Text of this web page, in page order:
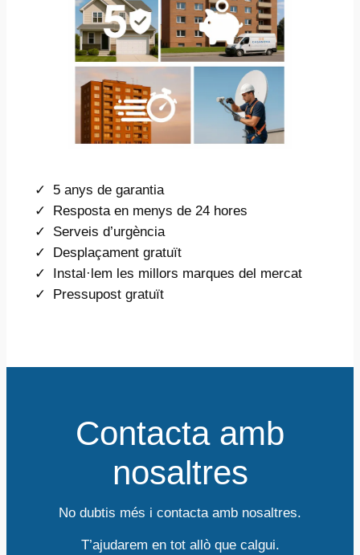
5 anys de garantia
Resposta en menys de 24 hores
Serveis d’urgència
Desplaçament gratuït
Instal·lem les millors marques del mercat
Pressupost gratuït
Contacta amb
nosaltres
No dubtis més i contacta amb nosaltres.
T’ajudarem en tot allò que calgui.